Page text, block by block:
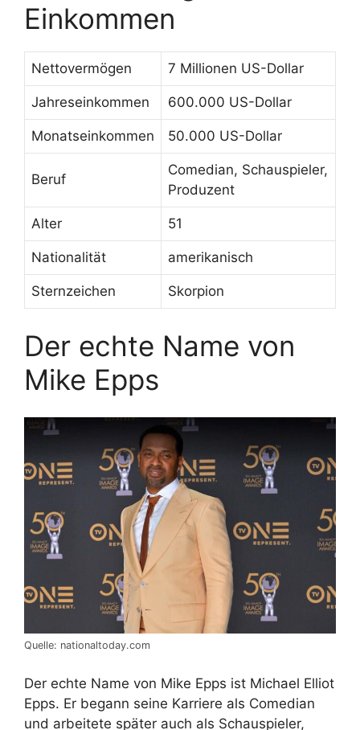
Einkommen
Nettovermögen 7 Millionen US-Dollar
Jahreseinkommen 600.000 US-Dollar
Monatseinkommen 50.000 US-Dollar
Beruf
Comedian, Schauspieler,
Produzent
Alter 51
Nationalität amerikanisch
Sternzeichen Skorpion
Der echte Name von
Mike Epps
Quelle: nationaltoday.com
Der echte Name von Mike Epps ist Michael Elliot
Epps. Er begann seine Karriere als Comedian
und arbeitete später auch als Schauspieler,